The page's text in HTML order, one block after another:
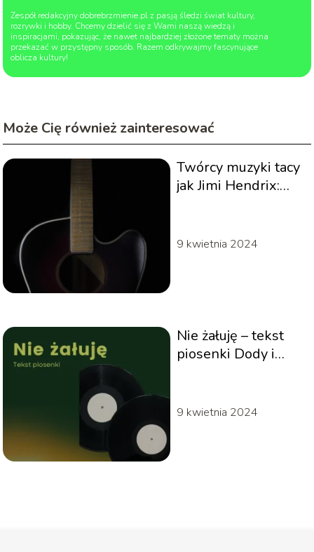
Zespół redakcyjny dobrebrzmienie.pl z pasją śledzi świat kultury,
rozrywki i hobby. Chcemy dzielić się z Wami naszą wiedzą i
inspiracjami, pokazując, że nawet najbardziej złożone tematy można
przekazać w przystępny sposób. Razem odkrywajmy fascynujące
oblicza kultury!
Może Cię również zainteresować
Twórcy muzyki tacy
jak Jimi Hendrix:
artystów
9 kwietnia 2024
Nie żałuję – tekst
piosenki Dody i
9 kwietnia 2024